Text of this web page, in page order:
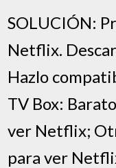
SOLUCIÓN:
Netflix.
Hazlo
TV Box:
ver Netflix;
para ver